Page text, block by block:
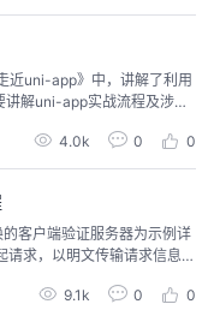
近uni-app》中，讲解了利用
解uni-app实战流程及涉及
在代码里手动import和注册
ap...
4.0k 0 0
客户端验证服务器为示例详
求，以明文传输请求信息，
列表，随机数，扩展字段等
，从低到高依次 SSLv2
9.1k 0 0